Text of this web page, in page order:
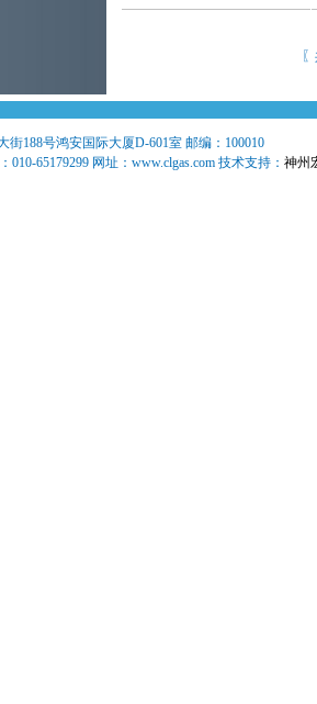
街188号鸿安国际大厦D-601室 邮编： 100010
010-65179299 网址：www.clgas.com 技术支持： 神州